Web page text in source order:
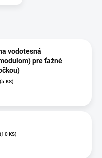
vodotesná
pre ťažné
(5 KS)
(10 KS)